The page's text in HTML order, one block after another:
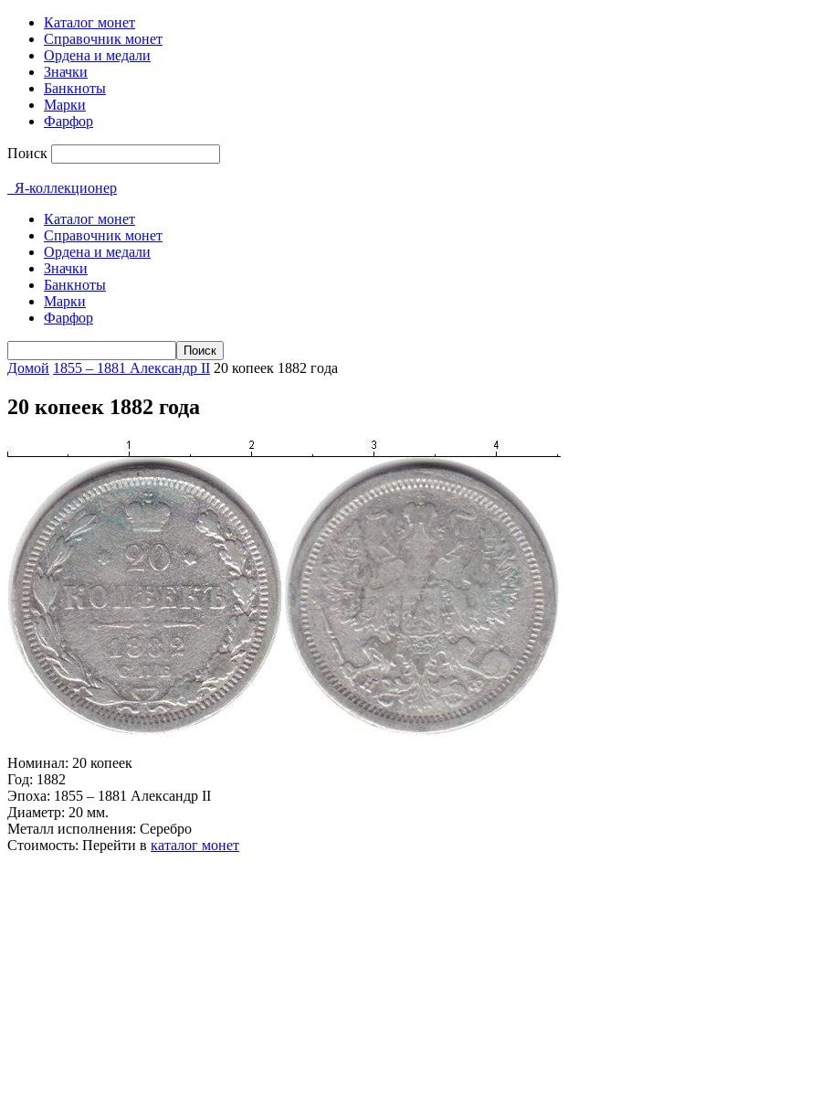
Каталог монет
Справочник монет
Ордена и медали
Значки
Банкноты
Марки
Фарфор
Поиск
Я-коллекционер
Каталог монет
Справочник монет
Ордена и медали
Значки
Банкноты
Марки
Фарфор
Домой 1855 – 1881 Александр II 20 копеек 1882 года
20 копеек 1882 года
Номинал: 20 копеек
Год: 1882
Эпоха: 1855 – 1881 Александр II
Диаметр: 20 мм.
Металл исполнения: Серебро
Стоимость: Перейти в каталог монет